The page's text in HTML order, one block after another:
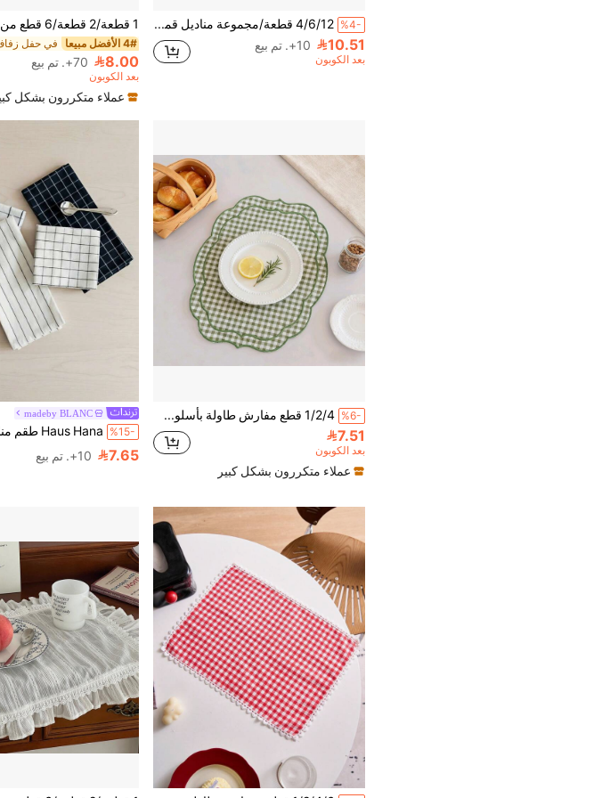
%4- 4/6/12 قطعة/مجموعة مناديل قماشية بألوان سادة مقاس 12.6*12.6 بوصة، بتصميم نمط صغير، مناسبة للمطاعم وديكور المنزل والأعراس وحفلات الكوكتيل وعيد الشكر واليوم اليومي
10.51 10+. تم بيع
بعد الكوبون
4# الأفضل مبيعا
8.00 70+. تم بيع
بعد الكوبون
عملاء متكررون بشكل
%6- 1/2/4 قطع مفارش طاولة بأسلوب إنستغرام بسيط وطازج مع تطريز مربعات صغيرة غير متماثل، مناسبة للمقهى والحفلات والمطاعم، مفارش أكواب عازلة، مناديل ديكورية
7.51
بعد الكوبون
عملاء متكررون بشكل كبير
madeby BLANC
%15-
7.65 10+. تم بيع